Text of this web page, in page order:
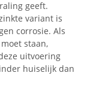
geeft.
variant is
corrosie. Als
staan,
uitvoering
huiselijk dan